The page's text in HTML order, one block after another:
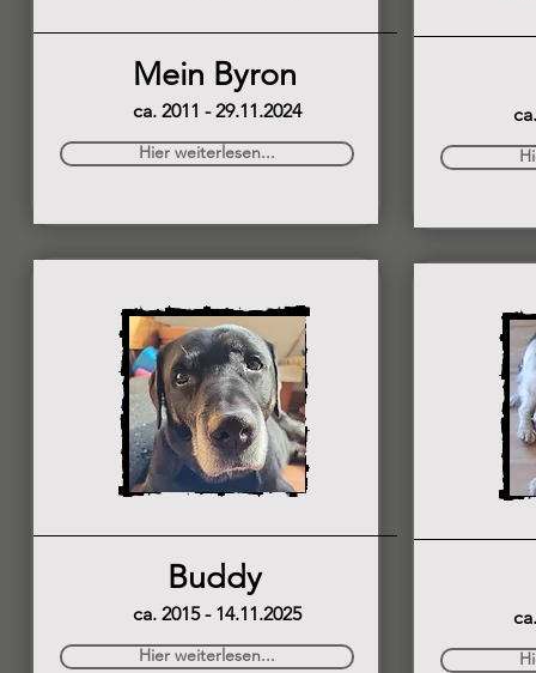
Mein Byron
ca. 2011 - 29.11.2024
Hier weiterlesen...
Buddy
ca. 2015 - 14.11.2025
Hier weiterlesen...